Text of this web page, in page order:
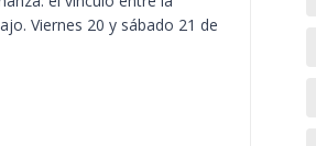
Viernes 20 y sábado 21 de